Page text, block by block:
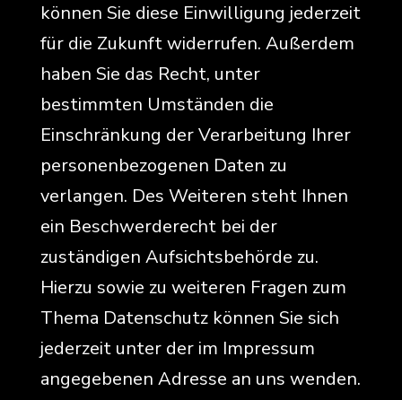
können Sie diese Einwilligung jederzeit
für die Zukunft widerrufen. Außerdem
haben Sie das Recht, unter
bestimmten Umständen die
Einschränkung der Verarbeitung Ihrer
personenbezogenen Daten zu
verlangen. Des Weiteren steht Ihnen
ein Beschwerderecht bei der
zuständigen Aufsichtsbehörde zu.
Hierzu sowie zu weiteren Fragen zum
Thema Datenschutz können Sie sich
jederzeit unter der im Impressum
angegebenen Adresse an uns wenden.